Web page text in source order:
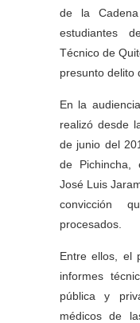
de la
estudiantes
Técnico de
presunto delito
En la
realizó desde
de junio del
de Pichincha,
José Luis
convicción
procesados.
Entre ellos, el
informes
pública y
médicos de